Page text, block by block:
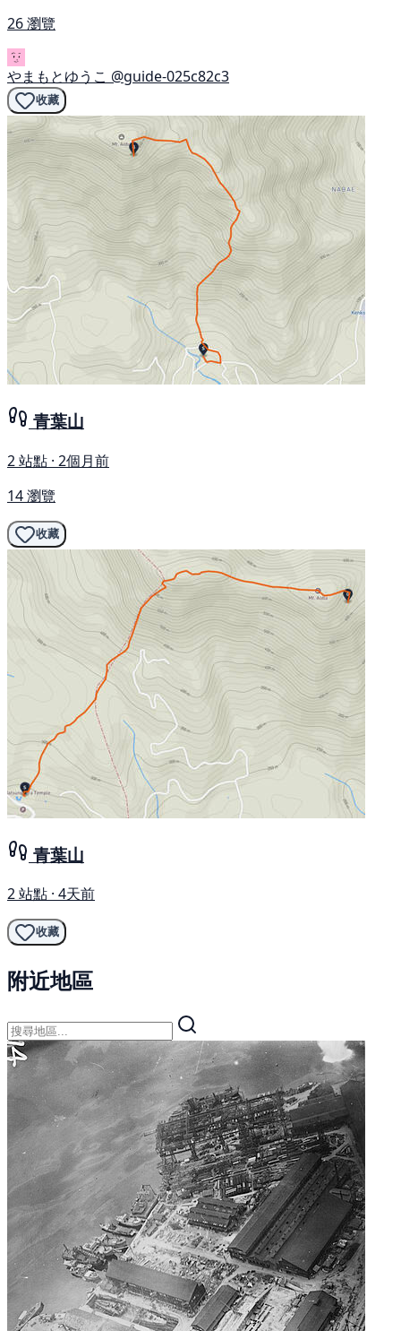
26 瀏覽
やまもとゆうこ @guide-025c82c3
收藏
青葉山
2 站點 · 2個月前
14 瀏覽
收藏
青葉山
2 站點 · 4天前
收藏
附近地區